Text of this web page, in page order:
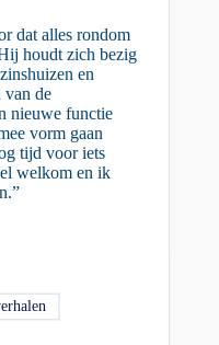
dat alles rondom
houdt zich bezig
en
van de
nieuwe functie
vorm gaan
tijd voor iets
welkom en ik